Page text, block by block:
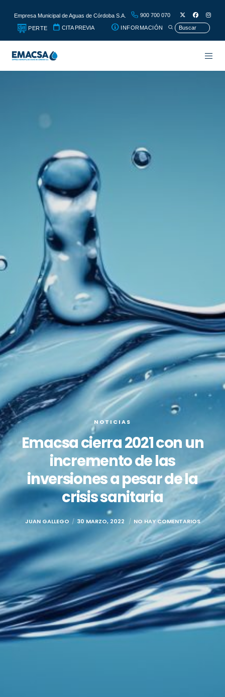
Empresa Municipal de Aguas de Córdoba S.A. 900 700 070
PERTE CITA PREVIA INFORMACIÓN
NOTICIAS
Emacsa cierra 2021 con un
incremento de las
inversiones a pesar de la
crisis sanitaria
JUAN GALLEGO 30 MARZO, 2022 NO HAY COMENTARIOS